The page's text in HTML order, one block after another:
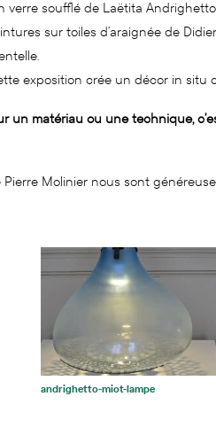
verre soufflé de Laëtita
sur toiles d’araignée de
exposition crée un décor in
un matériau ou une technique,
Molinier nous sont
andrighetto-miot-lampe